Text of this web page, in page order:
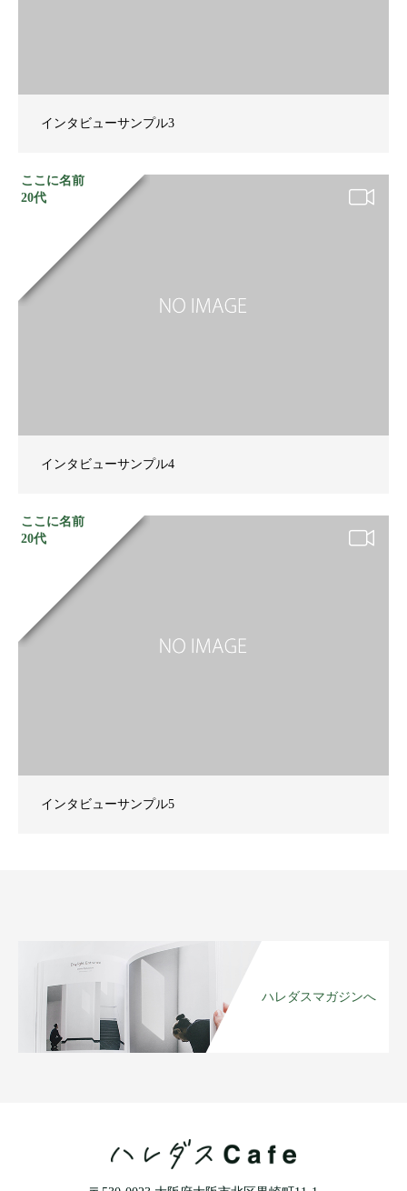
インタビューサンプル3
ここに名前
20代
インタビューサンプル4
ここに名前
20代
インタビューサンプル5
ハレダスマガジンへ